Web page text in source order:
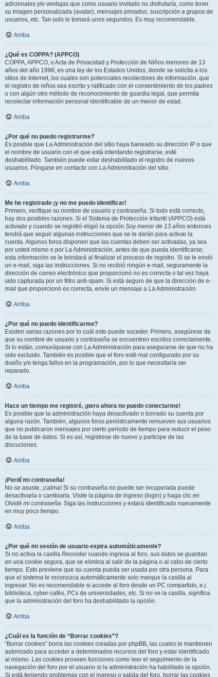
adicionales y/o ventajas que como usuario invitado no disfrutaría, como tener
su imagen personalizada (avatar), mensajes privados, suscripción a grupos de
usuarios, etc. Tan solo le tomará unos segundos. Es muy recomendable.
Arriba
¿Qué es COPPA? (APPCO)
COPPA, APPCO, o Acta de Privacidad y Protección de Niños menores de 13
años del año 1998, es una ley de los Estados Unidos, donde se solicita a los
sitios de Internet, los cuales son potenciales recolectores de información, que
el registro de niños sea escrito y ratificado con el consentimiento de los padres
o con algún otro método de reconocimiento de guardia legal, que permita
recolectar información personal identificable de un menor de edad.
Arriba
¿Por qué no puedo registrarme?
Es posible que La Administración del sitio haya baneado su dirección IP o que
el nombre de usuario con el que está intentando registrarse, esté
deshabilitado. También puede estar deshabilitado el registro de nuevos
usuarios. Póngase en contacto con La Administración del sitio.
Arriba
Me he registrado ¡y no me puedo identificar!
Primero, verifique su nombre de usuario y contraseña. Si todo está correcto,
hay dos posibles razones. Si el Sistema de Protección Infantil (APPCO) está
activado y cuando se registró eligió la opción Soy menor de 13 años entonces
tendrá que seguir algunas instrucciones que se le darán para activar la
cuenta. Algunos foros disponen que las cuentas deben ser activadas, ya sea
por usted mismo o por La Administración, antes de que pueda identificarse;
esta información se le brindará al finalizar el proceso de registro. Si se le envió
un e-mail, siga las instrucciones. Si no recibió ningún e-mail, seguramente la
dirección de correo electrónico que proporcionó no es correcta o tal vez haya
sido capturada por un filtro anti-spam. Si está seguro de que la dirección de e-
mail que proporcionó es correcta, envíe un mensaje a La Administración.
Arriba
¿Por qué no puedo identificarme?
Existen varias razones por lo cuál esto puede suceder. Primero, asegúrese de
que su nombre de usuario y contraseña se encuentren escritos correctamente.
Si lo están, comuníquese con La Administración para asegurarse de que no ha
sido excluido. También es posible que el foro esté mal configurado por su
dueño y/o tenga fallos en la programación, por lo que necesitaría ser
reparado.
Arriba
Hace un tiempo me registré, ¡pero ahora no puedo conectarme!
Es posible que la administración haya desactivado o borrado su cuenta por
alguna razón. También, algunos foros periódicamente remueven sus usuarios
que no publicaron mensajes por cierto periodo de tiempo para reducir el peso
de la base de datos. Si es así, registrese de nuevo y participe de las
discuciones.
Arriba
¡Perdí mi contraseña!
No se asuste, ¡calma! Si su contraseña no puede ser recuperada puede
desactivarla o cambiarla. Visite la página de ingreso (login) y haga clic en
Olvidé mi contraseña. Siga las instrucciones y estará identificado nuevamente
en muy poco tiempo.
Arriba
¿Por qué mi sesión de usuario expira automáticamente?
Si no activa la casilla Recordarcuando ingresa al foro, sus datos se guardan
en una cookie segura, que se elimina al salir de la página o al cabo de cierto
tiempo. Esto previene que su cuenta pueda ser usada por otra persona. Para
que el sistema le reconozca automáticamente solo marque la casilla al
ingresar. No es recomendable si accede al foro desde un PC compartido, e.j.
biblioteca, cyber-cafés, PCs de universidades, etc. Si no ve la casilla, significa
que la administración del foro ha deshabilitado la opción.
Arriba
¿Cuál es la función de “Borrar cookies”?
“Borrar cookies” borra las cookies creadas por phpBB, las cuales le mantienen
autorizado para acceder a determinados recursos del foro y estar identificado
al mismo. Las cookies proveen funciones como leer el seguimiento de la
navegación del foro por el usuario si la administración ha habilitado la opción.
Si está teniendo problemas con el ingreso o salida del foro, borrar las cookies